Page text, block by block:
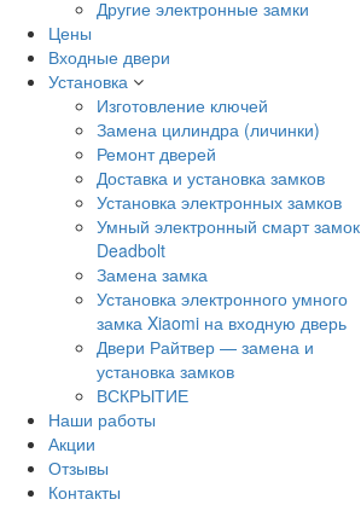
Другие электронные замки
Цены
Входные двери
Установка
Изготовление ключей
Замена цилиндра (личинки)
Ремонт дверей
Доставка и установка замков
Установка электронных замков
Умный электронный смарт замок
Deadbolt
Замена замка
Установка электронного умного
замка Xiaomi на входную дверь
Двери Райтвер — замена и
установка замков
ВСКРЫТИЕ
Наши работы
Акции
Отзывы
Контакты